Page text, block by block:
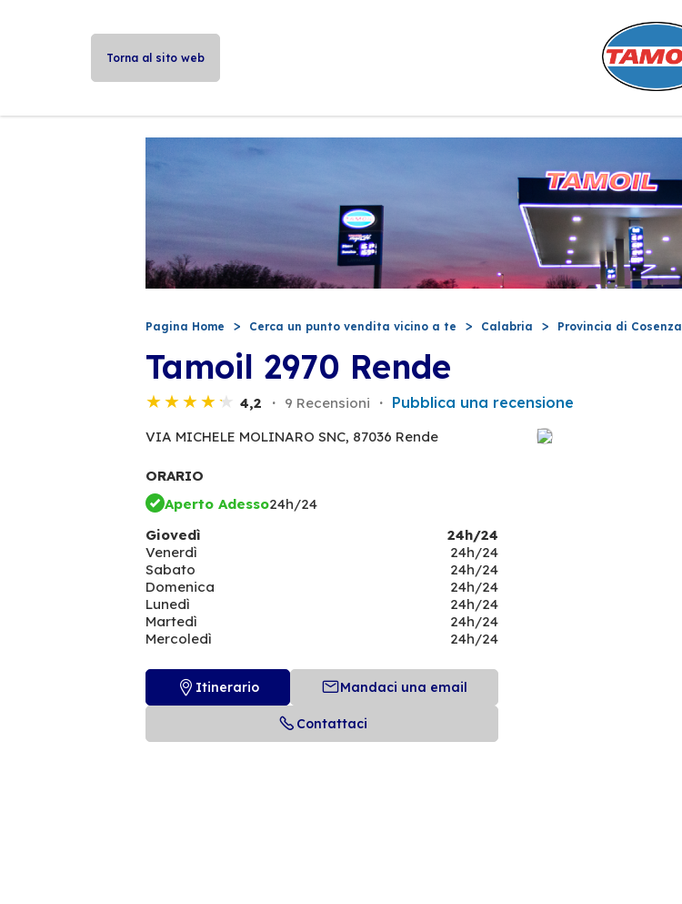
Torna al sito web
Pagina Home Cerca un punto vendita vicino a te Calabria Provincia di Cosenza
Tamoil 2970 Rende
4,2 9 Recensioni Pubblica una recensione
VIA MICHELE MOLINARO SNC, 87036 Rende
ORARIO
Aperto Adesso24h/24
Giovedì
24h/24
Venerdì
24h/24
Sabato
24h/24
Domenica
24h/24
Lunedì
24h/24
Martedì
24h/24
Mercoledì
24h/24
Itinerario Mandaci una email
Contattaci